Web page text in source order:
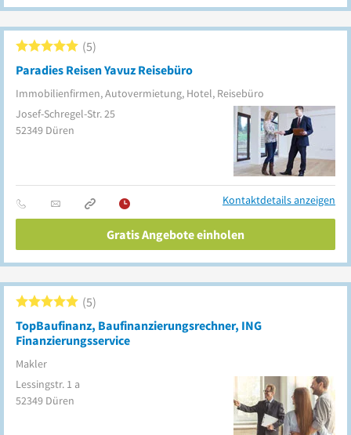
Paradies Reisen Yavuz Reisebüro
Immobilienfirmen, Autovermietung, Hotel, Reisebüro
5
Josef-Schregel-Str. 25
52349 Düren
Kontaktdetails anzeigen
Gratis Angebote einholen
TopBaufinanz, Baufinanzierungsrechner, ING
Finanzierungsservice
Makler
5
Lessingstr. 1 a
52349 Düren